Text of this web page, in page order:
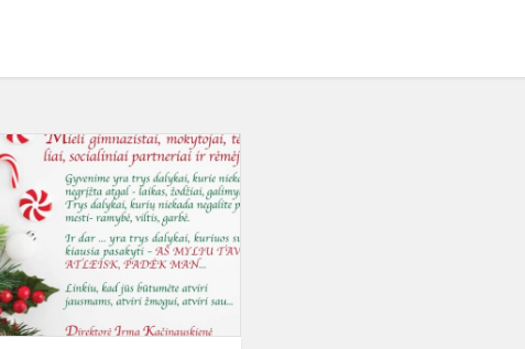
Mielieji
gimnazistai,
mokytojai,
socialiniai